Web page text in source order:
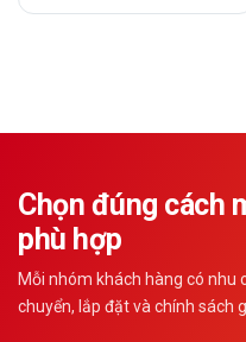
Chọn đúng cách
phù hợp
Mỗi nhóm khách hàng có nhu
chuyển, lắp đặt và chính sách